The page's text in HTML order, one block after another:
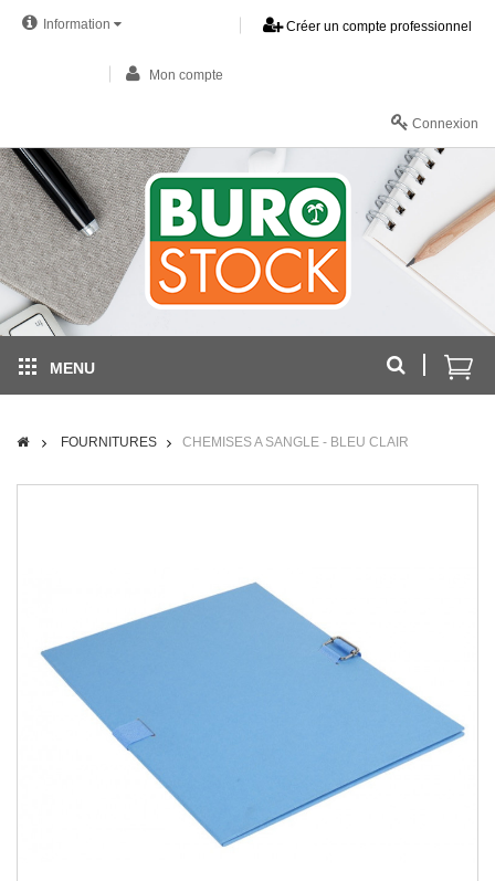
Information Créer un compte professionnel
Mon compte
Connexion
MENU
FOURNITURES CHEMISES A SANGLE - BLEU CLAIR